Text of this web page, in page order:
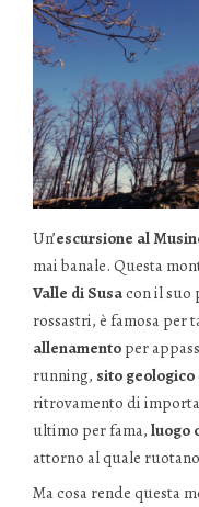
Un’escursione al
mai banale. Questa
Valle di Susacon il suo
rossastri, è famosa per
allenamento per
running, sito geologico
ritrovamento di
ultimo per fama, luogo
attorno al quale
Ma cosa rende questa